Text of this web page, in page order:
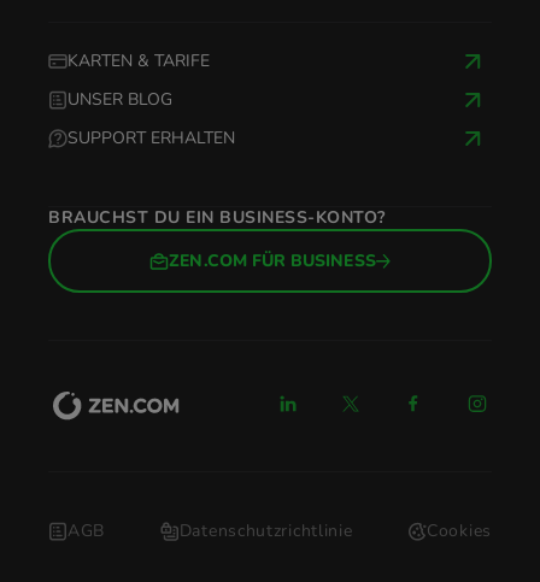
KARTEN & TARIFE
UNSER BLOG
SUPPORT ERHALTEN
BRAUCHST DU EIN BUSINESS-KONTO?
ZEN.COM FÜR BUSINESS
AGB Datenschutzrichtlinie Cookies